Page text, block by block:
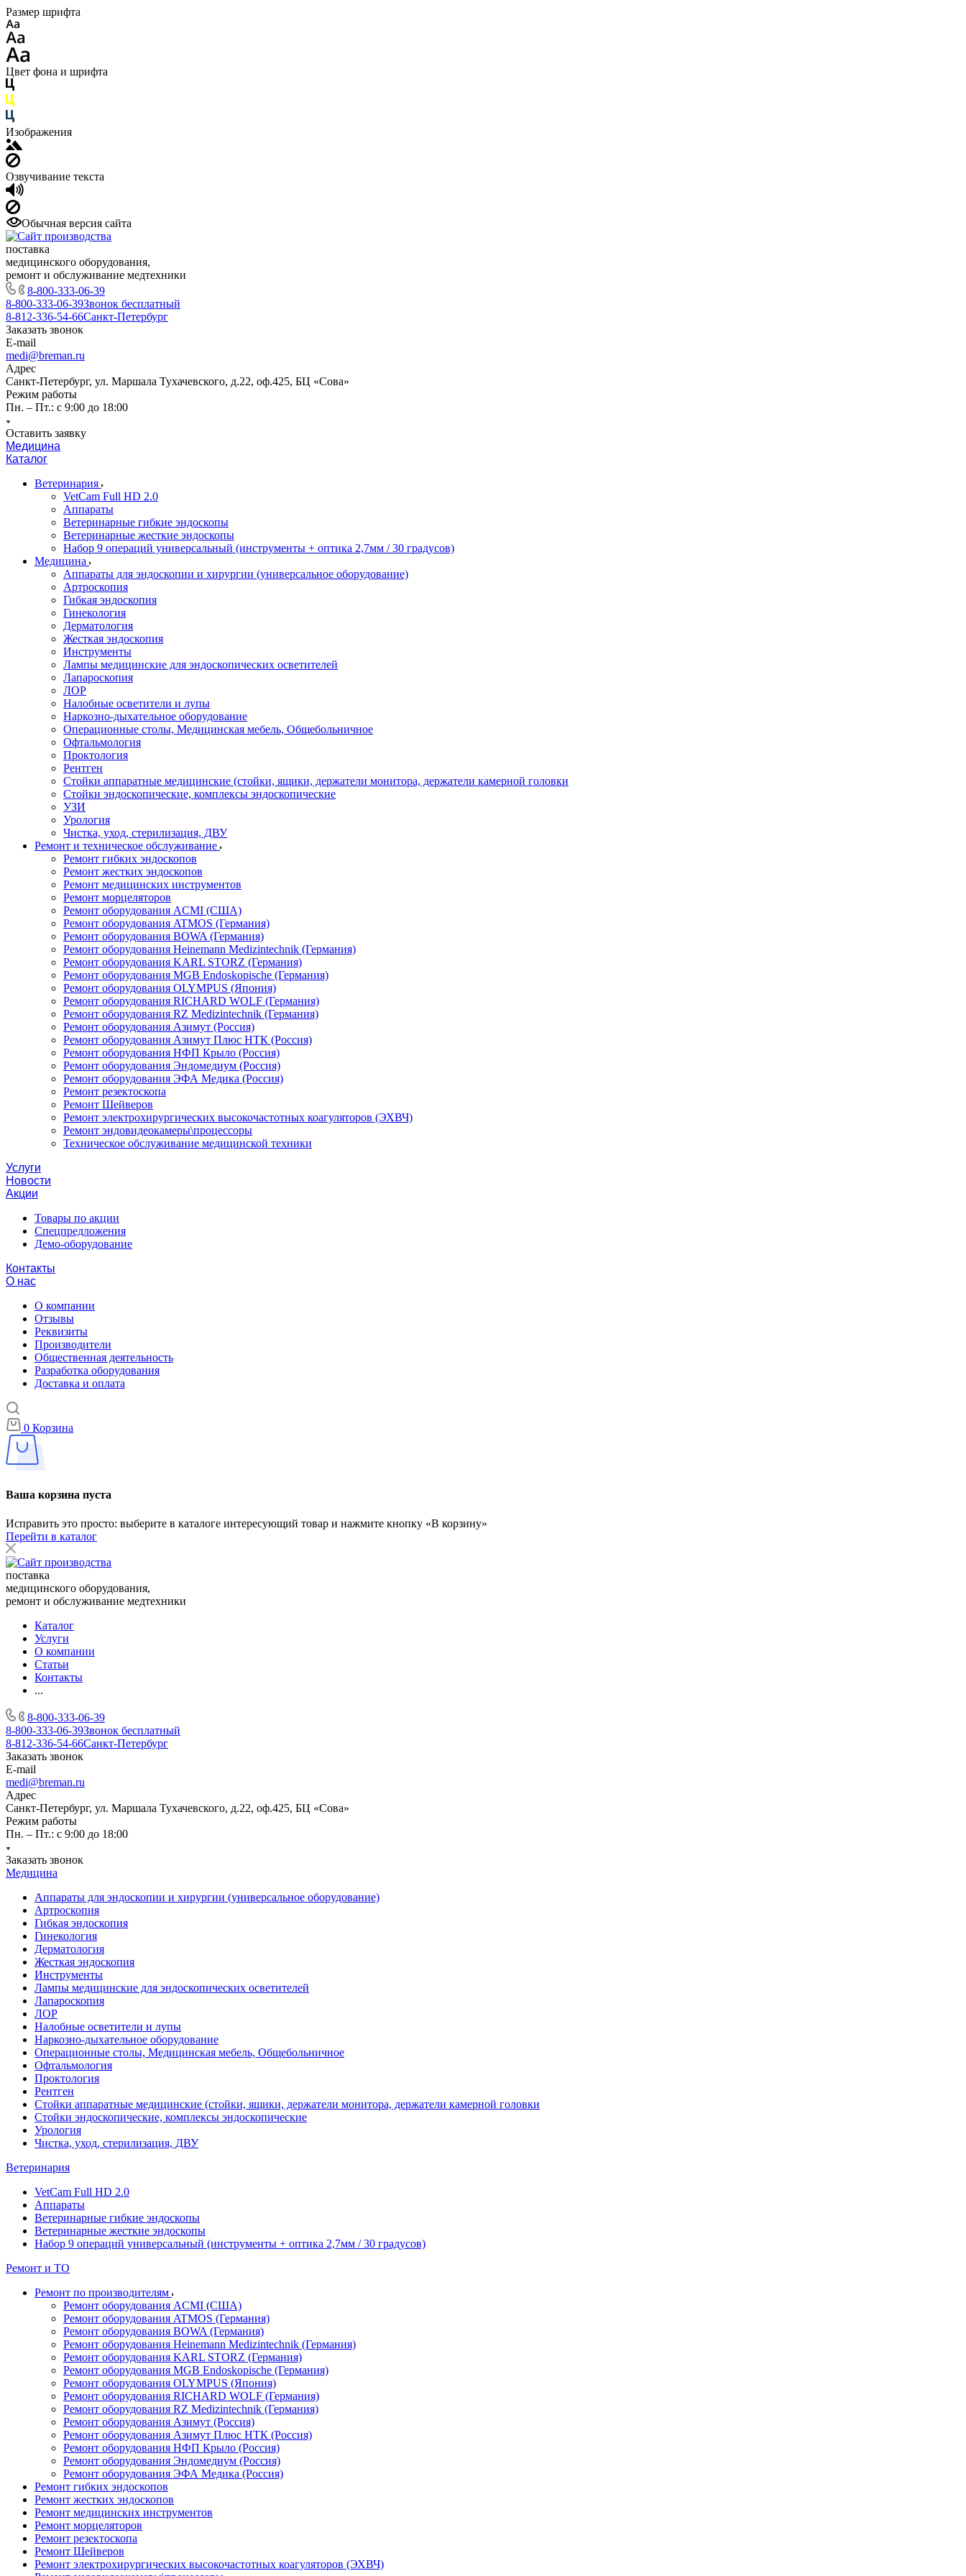
Размер шрифта
Цвет фона и шрифта
Изображения
Озвучивание текста
Обычная версия сайта
поставка
медицинского оборудования,
ремонт и обслуживание медтехники
8-800-333-06-39
8-800-333-06-39Звонок бесплатный
8-812-336-54-66Санкт-Петербург
Заказать звонок
E-mail
medi@breman.ru
Адрес
Санкт-Петербург, ул. Маршала Тухачевского, д.22, оф.425, БЦ «Сова»
Режим работы
Пн. – Пт.: с 9:00 до 18:00
Оставить заявку
Медицина
Каталог
Ветеринария
VetCam Full HD 2.0
Аппараты
Ветеринарные гибкие эндоскопы
Ветеринарные жесткие эндоскопы
Набор 9 операций универсальный (инструменты + оптика 2,7мм / 30 градусов)
Медицина
Аппараты для эндоскопии и хирургии (универсальное оборудование)
Артроскопия
Гибкая эндоскопия
Гинекология
Дерматология
Жесткая эндоскопия
Инструменты
Лампы медицинские для эндоскопических осветителей
Лапароскопия
ЛОР
Налобные осветители и лупы
Наркозно-дыхательное оборудование
Операционные столы, Медицинская мебель, Общебольничное
Офтальмология
Проктология
Рентген
Стойки аппаратные медицинские (стойки, ящики, держатели монитора, держатели камерной головки
Стойки эндоскопические, комплексы эндоскопические
УЗИ
Урология
Чистка, уход, стерилизация, ДВУ
Ремонт и техническое обслуживание
Ремонт гибких эндоскопов
Ремонт жестких эндоскопов
Ремонт медицинских инструментов
Ремонт морцеляторов
Ремонт оборудования ACMI (США)
Ремонт оборудования ATMOS (Германия)
Ремонт оборудования BOWA (Германия)
Ремонт оборудования Heinemann Medizintechnik (Германия)
Ремонт оборудования KARL STORZ (Германия)
Ремонт оборудования MGB Endoskopische (Германия)
Ремонт оборудования OLYMPUS (Япония)
Ремонт оборудования RICHARD WOLF (Германия)
Ремонт оборудования RZ Medizintechnik (Германия)
Ремонт оборудования Азимут (Россия)
Ремонт оборудования Азимут Плюс НТК (Россия)
Ремонт оборудования НФП Крыло (Россия)
Ремонт оборудования Эндомедиум (Россия)
Ремонт оборудования ЭФА Медика (Россия)
Ремонт резектоскопа
Ремонт Шейверов
Ремонт электрохирургических высокочастотных коагуляторов (ЭХВЧ)
Ремонт эндовидеокамеры\процессоры
Техническое обслуживание медицинской техники
Услуги
Новости
Акции
Товары по акции
Спецпредложения
Демо-оборудование
Контакты
О нас
О компании
Отзывы
Реквизиты
Производители
Общественная деятельность
Разработка оборудования
Доставка и оплата
0 Корзина
Ваша корзина пуста
Исправить это просто: выберите в каталоге интересующий товар и нажмите кнопку «В корзину»
Перейти в каталог
поставка
медицинского оборудования,
ремонт и обслуживание медтехники
Каталог
Услуги
О компании
Статьи
Контакты
...
8-800-333-06-39
8-800-333-06-39Звонок бесплатный
8-812-336-54-66Санкт-Петербург
Заказать звонок
E-mail
medi@breman.ru
Адрес
Санкт-Петербург, ул. Маршала Тухачевского, д.22, оф.425, БЦ «Сова»
Режим работы
Пн. – Пт.: с 9:00 до 18:00
Заказать звонок
Медицина
Аппараты для эндоскопии и хирургии (универсальное оборудование)
Артроскопия
Гибкая эндоскопия
Гинекология
Дерматология
Жесткая эндоскопия
Инструменты
Лампы медицинские для эндоскопических осветителей
Лапароскопия
ЛОР
Налобные осветители и лупы
Наркозно-дыхательное оборудование
Операционные столы, Медицинская мебель, Общебольничное
Офтальмология
Проктология
Рентген
Стойки аппаратные медицинские (стойки, ящики, держатели монитора, держатели камерной головки
Стойки эндоскопические, комплексы эндоскопические
Урология
Чистка, уход, стерилизация, ДВУ
Ветеринария
VetCam Full HD 2.0
Аппараты
Ветеринарные гибкие эндоскопы
Ветеринарные жесткие эндоскопы
Набор 9 операций универсальный (инструменты + оптика 2,7мм / 30 градусов)
Ремонт и ТО
Ремонт по производителям
Ремонт оборудования ACMI (США)
Ремонт оборудования ATMOS (Германия)
Ремонт оборудования BOWA (Германия)
Ремонт оборудования Heinemann Medizintechnik (Германия)
Ремонт оборудования KARL STORZ (Германия)
Ремонт оборудования MGB Endoskopische (Германия)
Ремонт оборудования OLYMPUS (Япония)
Ремонт оборудования RICHARD WOLF (Германия)
Ремонт оборудования RZ Medizintechnik (Германия)
Ремонт оборудования Азимут (Россия)
Ремонт оборудования Азимут Плюс НТК (Россия)
Ремонт оборудования НФП Крыло (Россия)
Ремонт оборудования Эндомедиум (Россия)
Ремонт оборудования ЭФА Медика (Россия)
Ремонт гибких эндоскопов
Ремонт жестких эндоскопов
Ремонт медицинских инструментов
Ремонт морцеляторов
Ремонт резектоскопа
Ремонт Шейверов
Ремонт электрохирургических высокочастотных коагуляторов (ЭХВЧ)